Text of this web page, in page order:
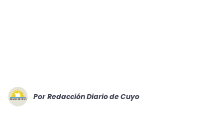
Por Redacción Diario de Cuyo